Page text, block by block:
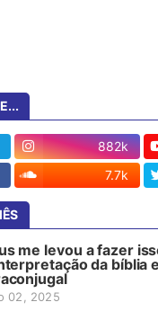
882k
7.7k
me levou a fazer
da bíblia
02, 2025